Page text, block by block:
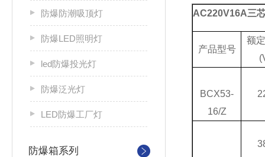
防爆防潮吸顶灯
防爆LED照明灯
led防爆投光灯
防爆泛光灯
LED防爆工厂灯
防爆箱系列
AC220V16A三
产品型号
额
BCX53-
16/Z